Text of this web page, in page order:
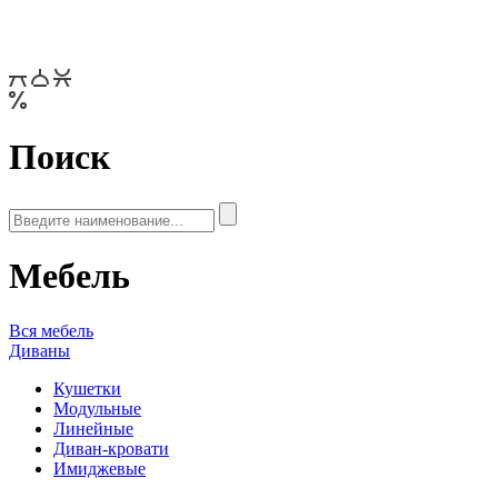
Поиск
Мебель
Вся мебель
Диваны
Кушетки
Модульные
Линейные
Диван-кровати
Имиджевые